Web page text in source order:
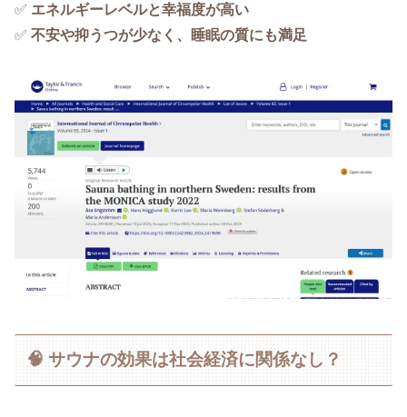
✅ エネルギーレベルと幸福度が高い
✅ 不安や抑うつが少なく、睡眠の質にも満足
🧠 サウナの効果は社会経済に関係なし？